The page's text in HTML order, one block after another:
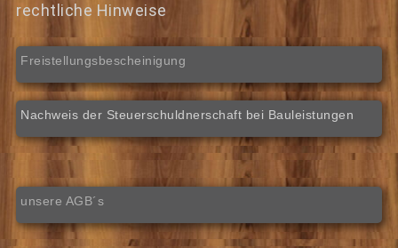
rechtliche Hinweise
Freistellungsbescheinigung
Nachweis der Steuerschuldnerschaft bei Bauleistungen
unsere AGB´s